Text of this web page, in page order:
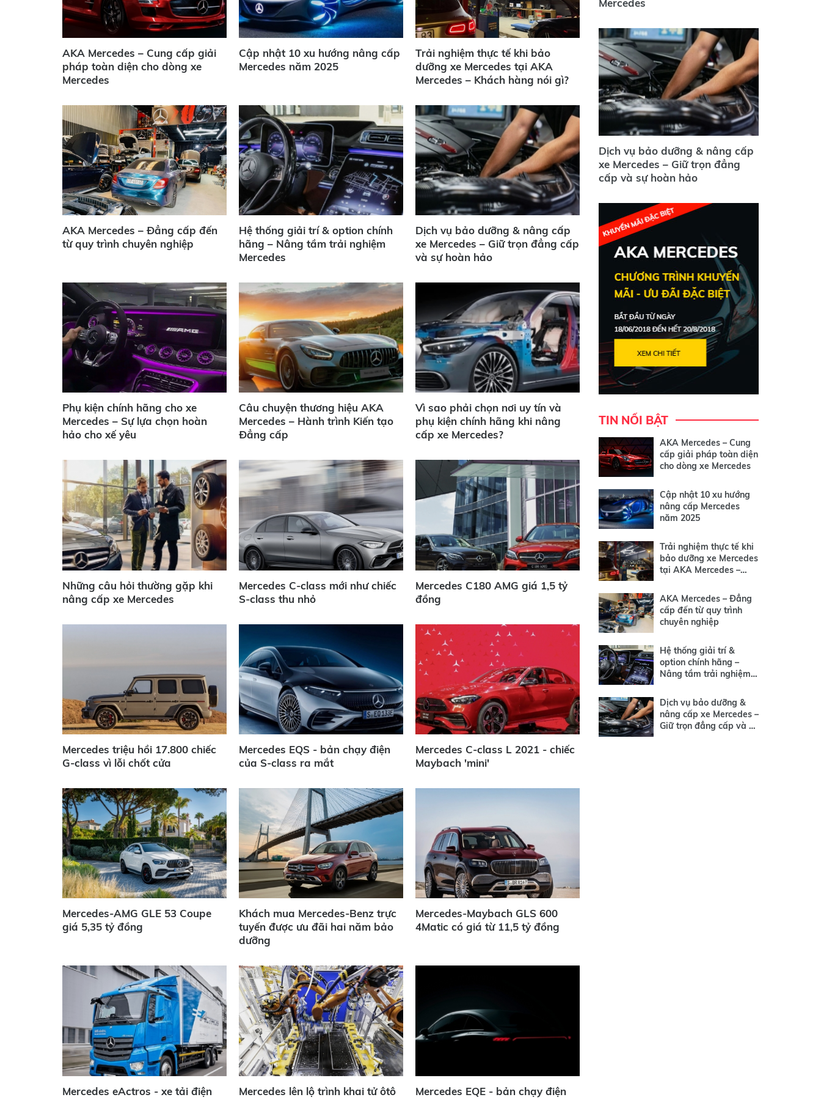
AKA Mercedes – Cung cấp giải
pháp toàn diện cho dòng xe
Mercedes
Cập nhật 10 xu hướng nâng cấp
Mercedes năm 2025
Trải nghiệm thực tế khi bảo
dưỡng xe Mercedes tại AKA
Mercedes – Khách hàng nói gì?
AKA Mercedes – Đẳng cấp đến
từ quy trình chuyên nghiệp
Hệ thống giải trí & option chính
hãng – Nâng tầm trải nghiệm
Mercedes
Dịch vụ bảo dưỡng & nâng cấp
xe Mercedes – Giữ trọn đẳng cấp
và sự hoàn hảo
Phụ kiện chính hãng cho xe
Mercedes – Sự lựa chọn hoàn
hảo cho xế yêu
Câu chuyện thương hiệu AKA
Mercedes – Hành trình Kiến tạo
Đẳng cấp
Vì sao phải chọn nơi uy tín và
phụ kiện chính hãng khi nâng
cấp xe Mercedes?
Những câu hỏi thường gặp khi
nâng cấp xe Mercedes
Mercedes C-class mới như chiếc
S-class thu nhỏ
Mercedes C180 AMG giá 1,5 tỷ
đồng
Mercedes triệu hồi 17.800 chiếc
G-class vì lỗi chốt cửa
Mercedes EQS - bản chạy điện
của S-class ra mắt
Mercedes C-class L 2021 - chiếc
Maybach 'mini'
Mercedes-AMG GLE 53 Coupe
giá 5,35 tỷ đồng
Khách mua Mercedes-Benz trực
tuyến được ưu đãi hai năm bảo
dưỡng
Mercedes-Maybach GLS 600
4Matic có giá từ 11,5 tỷ đồng
Mercedes eActros - xe tải điện
Mercedes lên lộ trình khai tử ôtô
Mercedes EQE - bản chạy điện
Mercedes
Dịch vụ bảo dưỡng & nâng cấp
xe Mercedes – Giữ trọn đẳng
cấp và sự hoàn hảo
TIN NỔI BẬT
AKA Mercedes – Cung
cấp giải pháp toàn diện
cho dòng xe Mercedes
Cập nhật 10 xu hướng
nâng cấp Mercedes
năm 2025
Trải nghiệm thực tế khi
bảo dưỡng xe Mercedes
tại AKA Mercedes –
AKA Mercedes – Đẳng
cấp đến từ quy trình
chuyên nghiệp
Hệ thống giải trí &
option chính hãng –
Nâng tầm trải nghiệm
Dịch vụ bảo dưỡng &
nâng cấp xe Mercedes –
Giữ trọn đẳng cấp và sự